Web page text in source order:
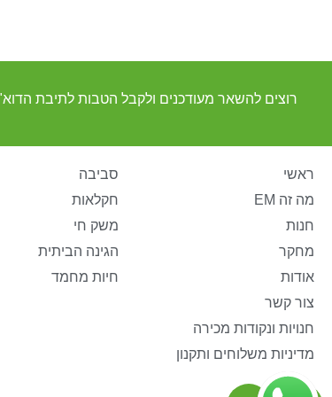
רוצים להשאר מעודכנים ולקבל הטבות לתיבת
ראשי
מה זה EM
חנות
מחקר
אודות
צור קשר
חנויות ונקודות מכירה
מדיניות משלוחים ותקנון
סביבה
חקלאות
משק חי
הגינה הביתית
חיות מחמד